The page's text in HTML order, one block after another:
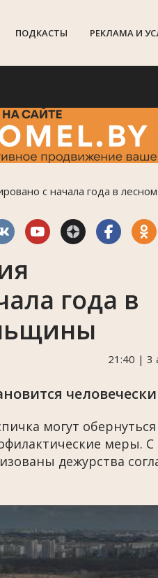
ПОДКАСТЫ РЕКЛАМА И
с начала года в
года в
21:40 | 3
могут обернуться
меры. С
дежурства